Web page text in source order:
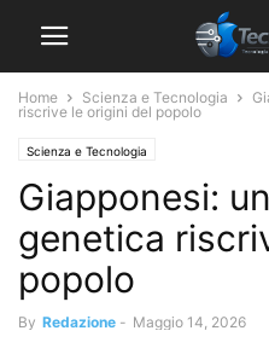
Home Scienza e Tecnologia
riscrive le origini del popolo
Scienza e Tecnologia
Giapponesi:
genetica
popolo
By Redazione - Maggio 14, 2026